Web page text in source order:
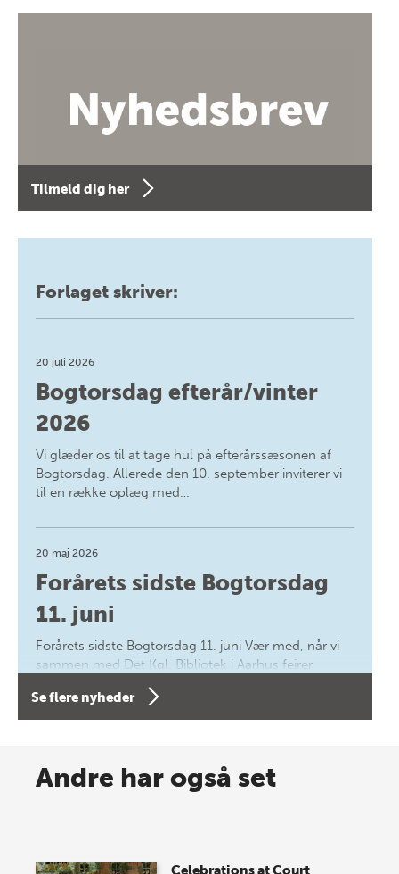
Tilmeld dig her
Forlaget skriver:
20 juli 2026
Bogtorsdag efterår/vinter
2026
Vi glæder os til at tage hul på efterårssæsonen af
Bogtorsdag. Allerede den 10. september inviterer vi
til en række oplæg med…
20 maj 2026
Forårets sidste Bogtorsdag
11. juni
Forårets sidste Bogtorsdag 11. juni Vær med, når vi
sammen med Det Kgl. Bibliotek i Aarhus fejrer
forfatterne bag vores nyes…
Spar op til 70% til sommer-
Se flere nyheder
Andre har også set
Celebrations at Court